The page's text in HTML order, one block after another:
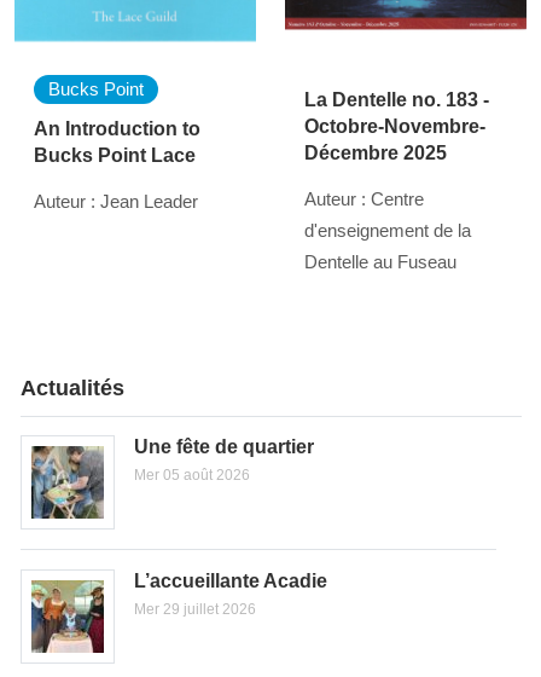
Bucks Point
An Introduction to
Bucks Point Lace
Auteur : Jean Leader
La Dentelle no. 183 -
Octobre-Novembre-
Décembre 2025
Auteur : Centre
d'enseignement de la
Dentelle au Fuseau
Actualités
Une fête de quartier
Mer 05 août 2026
L’accueillante Acadie
Mer 29 juillet 2026